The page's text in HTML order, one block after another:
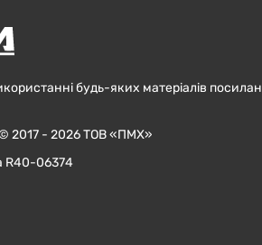
будь-яких матеріалів
© 2017 - 2026 ТОВ «ПМХ»
R40-06374